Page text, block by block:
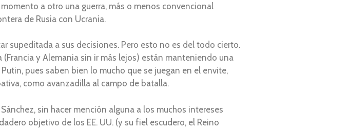
a otro una guerra, más o menos convencional
de Rusia con Ucrania.
supeditada a sus decisiones. Pero esto no es del todo cierto.
y Alemania sin ir más lejos) están manteniendo una
pues saben bien lo mucho que se juegan en el envite,
como avanzadilla al campo de batalla.
sin hacer mención alguna a los muchos intereses
objetivo de los EE. UU. (y su fiel escudero, el Reino